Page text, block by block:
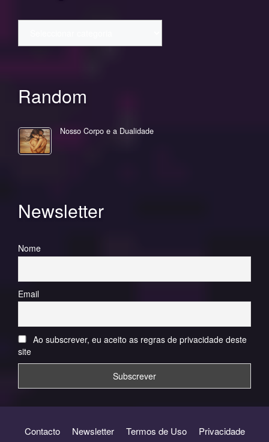
Random
Nosso Corpo e a Dualidade
Newsletter
Nome
Email
Ao subscrever, eu aceito as regras de privacidade deste
site
Contacto Newsletter Termos de Uso Privacidade